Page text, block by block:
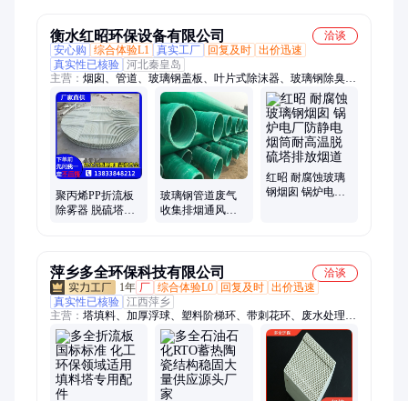
衡水红昭环保设备有限公司
洽谈
安心购
综合体验L1 真实工厂 回复及时 出价迅速
真实性已核验 河北秦皇岛
主营： 烟囱、管道、玻璃钢盖板、叶片式除沫器、玻璃钢除臭
箱、玻璃钢水罐、化粪池、一体化泵站、电缆沟盖板、水箱、储
罐、檩条、拉挤型材、填料、冷却塔、脱硫塔、除雾器、塔器配
件、管件、雨水篦子、格栅、检查井
聚丙烯PP折流板
除雾器 脱硫塔塑
玻璃钢管道废气
收集排烟通风烟
红昭 耐腐蚀玻璃
钢烟囱 锅炉电厂
萍乡多全环保科技有限公司
洽谈
1年 厂 综合体验L0 回复及时 出价迅速
真实性已核验 江西萍乡
主营： 塔填料、加厚浮球、塑料阶梯环、带刺花环、废水处理
塔、塑料空心球、塑料矩鞍环、塑料环保球、泰勒花环填料、环
保化工填料、塑料空心浮球、聚丙烯塑料花环、洗涤塔专用填
料、吸收塔专用填料